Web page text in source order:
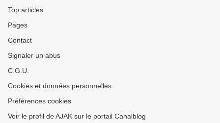
Top articles
Pages
Contact
Signaler un abus
C.G.U.
Cookies et données personnelles
Préférences cookies
Voir le profil de AJAK sur le portail Canalblog